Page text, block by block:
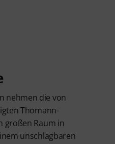
nehmen die von
Thomann-
großen Raum in
unschlagbaren